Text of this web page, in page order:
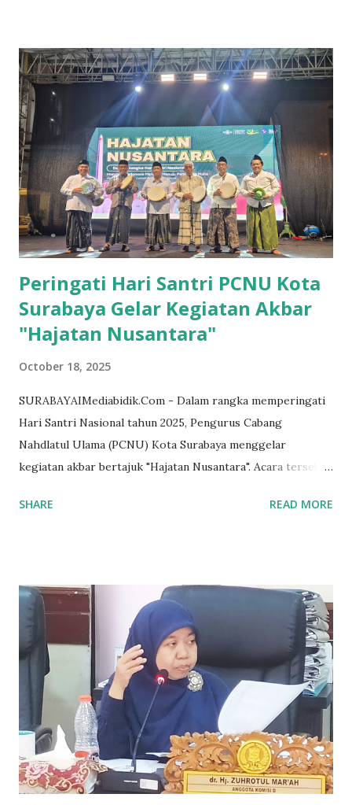
Komisi B menyoroti kinerja sejumlah BUMD, termasuk
PDAM Surya Sembada, PD Pasar Surya, dan PT Yekape, baik
dari sisi pelayanan publik maupun kontribusinya terhadap
Pendapatan Asli Daerah (PAD) Kota Surabaya. Anggota
Komisi B, Baktiono, menyoroti persoalan perumahan dan
hunian vertikal di Surabaya yang masih menjadi pekerjaan
rumah bagi PT Yekape dan pemerintah kota. Ia menilai
masih banyak warga yang belum terakomodasi dalam
program rumah susun. "Yang antre ada 13 ribu warga, itu
belum termasuk yang tidak antre. Jadi...
Peringati Hari Santri PCNU Kota
Surabaya Gelar Kegiatan Akbar
"Hajatan Nusantara"
October 18, 2025
SURABAYAIMediabidik.Com - Dalam rangka memperingati
Hari Santri Nasional tahun 2025, Pengurus Cabang
Nahdlatul Ulama (PCNU) Kota Surabaya menggelar
kegiatan akbar bertajuk "Hajatan Nusantara". Acara tersebut
Oktober 2025 di Balai Pemuda Surabaya. Kegiatan ini dibuka
Pembukaan juga akan dimeriahkan dengan Lomba Da'i
Aswaja serta Bazaar UMKM yang menampilkan beragam
produk unggulan warga NU dan pelaku usaha lokal. Ketua
PCNU Kota Surabaya, KH Masduki Toha, menyebut Hajatan
Nusantara menjadi momentum penting bagi seluruh santri
dan warga Nahdliyin untuk memperkuat semangat
kebangsaan serta mempertegas kontribusi pesantren dalam
membangun peradaban bangsa. Dalam sambutannya, KH
Masduki Toha juga menyampaikan rasa haru dan
keprihatinan atas berbagai musib...
SHARE READ MORE